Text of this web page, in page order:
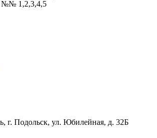
№№ 1,2,3,4,5
г. Подольск, ул. Юбилейная, д. 32Б